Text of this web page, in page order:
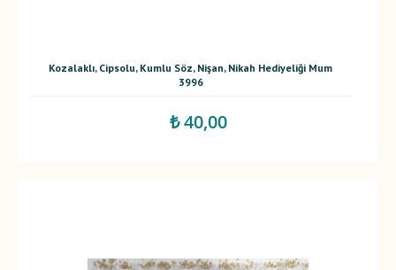
Kozalaklı, Cipsolu, Kumlu Söz, Nişan, Nikah Hediyeliği Mum
3996
₺ 40,00